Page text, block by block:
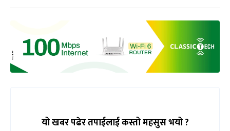
यो खबर पढेर तपाईलाई कस्तो महसुस भयो ?